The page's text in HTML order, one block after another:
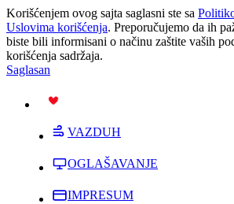
Korišćenjem ovog sajta saglasni ste sa
Uslovima korišćenja. Preporučujemo da ih
biste bili informisani o načinu zaštite vaših
korišćenja sadržaja.
Saglasan
VAZDUH
OGLAŠAVANJE
IMPRESUM